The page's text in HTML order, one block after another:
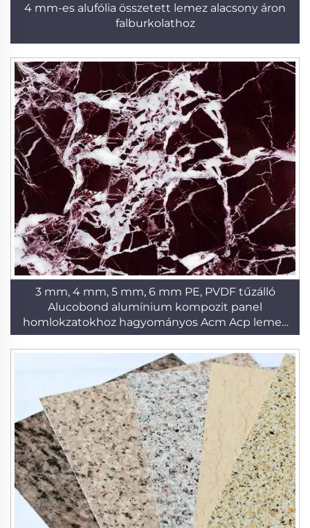
4 mm-es alufólia összetett lemez alacsony áron
falburkolathoz
3 mm, 4 mm, 5 mm, 6 mm PE, PVDF tűzálló
Alucobond alumínium kompozit panel
homlokzatokhoz hagyományos Acm Acp lemez
PVDF bevonatú kültérre